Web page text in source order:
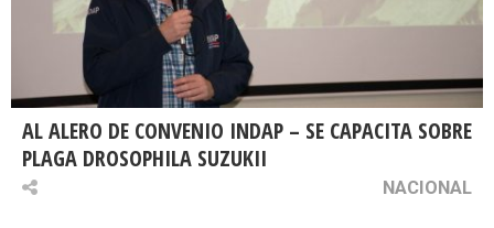
AL ALERO DE CONVENIO INDAP – SE CAPACITA SOBRE
PLAGA DROSOPHILA SUZUKII
NACIONAL